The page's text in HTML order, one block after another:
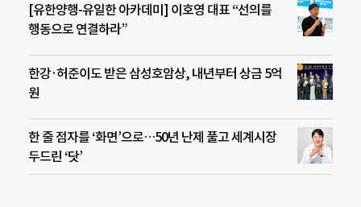
[유한양행-유일한 아카데미] 이호영 대표 “선의를
행동으로 연결하라”
한강·허준이도 받은 삼성호암상, 내년부터 상금 5억
원
한 줄 점자를 ‘화면’으로…50년 난제 풀고 세계시장
두드린 ‘닷’